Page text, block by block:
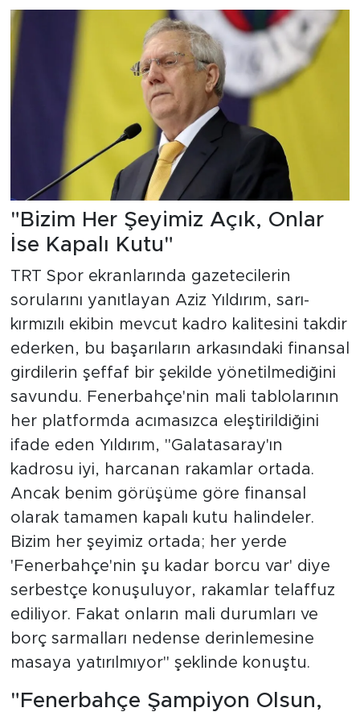
"Bizim Her Şeyimiz Açık, Onlar
İse Kapalı Kutu"
TRT Spor ekranlarında gazetecilerin
sorularını yanıtlayan Aziz Yıldırım, sarı-
kırmızılı ekibin mevcut kadro kalitesini takdir
ederken, bu başarıların arkasındaki finansal
girdilerin şeffaf bir şekilde yönetilmediğini
savundu. Fenerbahçe'nin mali tablolarının
her platformda acımasızca eleştirildiğini
ifade eden Yıldırım, "Galatasaray'ın
kadrosu iyi, harcanan rakamlar ortada.
Ancak benim görüşüme göre finansal
olarak tamamen kapalı kutu halindeler.
Bizim her şeyimiz ortada; her yerde
'Fenerbahçe'nin şu kadar borcu var' diye
serbestçe konuşuluyor, rakamlar telaffuz
ediliyor. Fakat onların mali durumları ve
borç sarmalları nedense derinlemesine
masaya yatırılmıyor" şeklinde konuştu.
"Fenerbahçe Şampiyon Olsun,